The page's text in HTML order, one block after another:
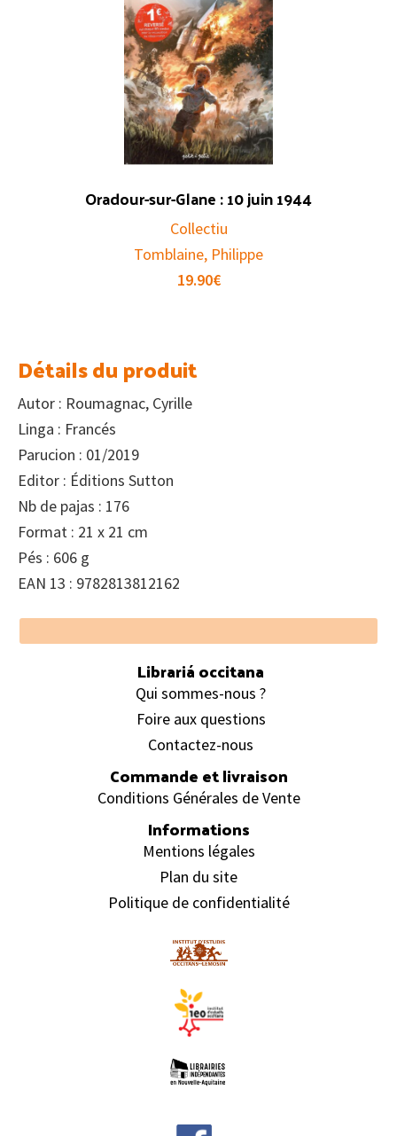
Oradour-sur-Glane : 10 juin 1944
Collectiu
Tomblaine, Philippe
19.90€
Détails du produit
Autor : Roumagnac, Cyrille
Linga : Francés
Parucion : 01/2019
Editor : Éditions Sutton
Nb de pajas : 176
Format : 21 x 21 cm
Pés : 606 g
EAN 13 : 9782813812162
Footer
Librariá occitana
Qui sommes-nous ?
Foire aux questions
Contactez-nous
Commande et livraison
Conditions Générales de Vente
Informations
Mentions légales
Plan du site
Politique de confidentialité